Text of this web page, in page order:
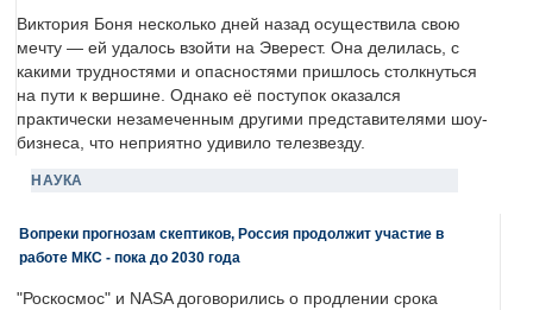
Виктория Боня несколько дней назад осуществила свою
мечту — ей удалось взойти на Эверест. Она делилась, с
какими трудностями и опасностями пришлось столкнуться
на пути к вершине. Однако её поступок оказался
практически незамеченным другими представителями шоу-
бизнеса, что неприятно удивило телезвезду.
НАУКА
Вопреки прогнозам скептиков, Россия продолжит участие в
работе МКС - пока до 2030 года
"Роскосмос" и NASA договорились о продлении срока